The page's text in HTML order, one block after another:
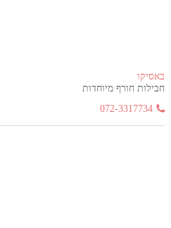
באסיקו
חבילות חורף מיוחדות
072-3317734